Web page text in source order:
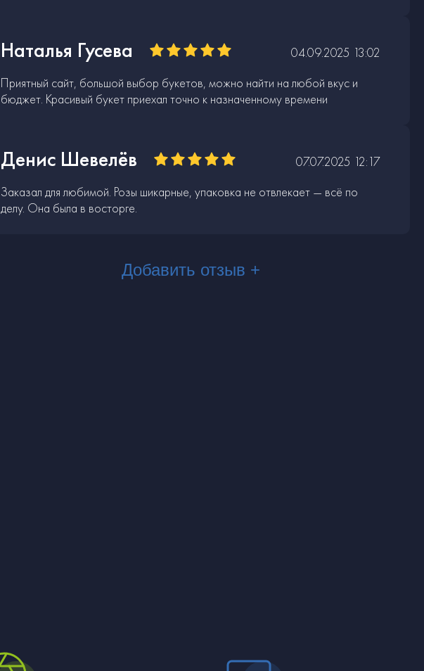
Наталья Гусева
04.09.2025 13:02
Приятный сайт, большой выбор букетов, можно найти на любой вкус и
бюджет. Красивый букет приехал точно к назначенному времени
Денис Шевелёв
07.07.2025 12:17
Заказал для любимой. Розы шикарные, упаковка не отвлекает — всё по
делу. Она была в восторге.
Добавить отзыв +